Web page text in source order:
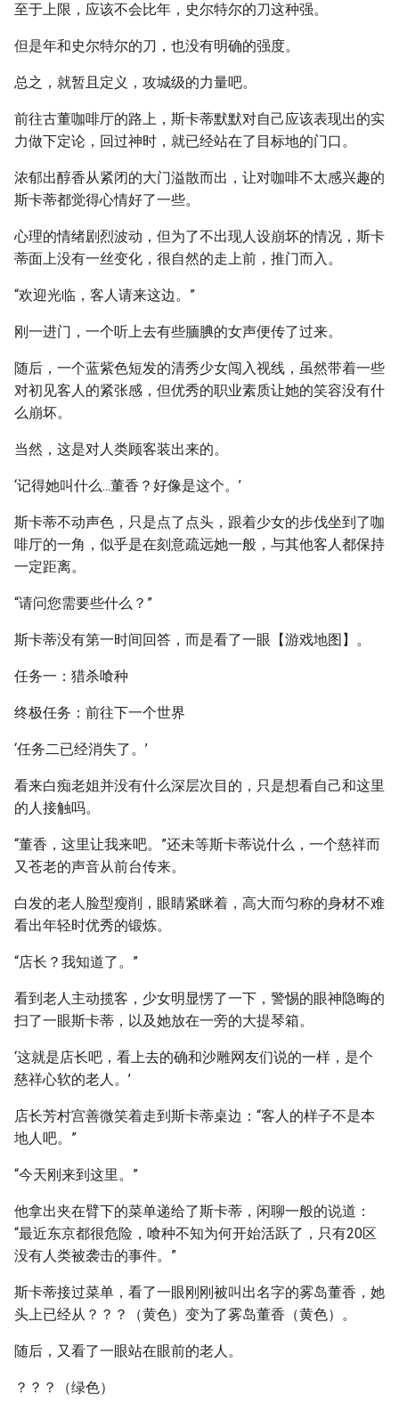
至于上限，应该不会比年，史尔特尔的刀这种强。
但是年和史尔特尔的刀，也没有明确的强度。
总之，就暂且定义，攻城级的力量吧。
前往古董咖啡厅的路上，斯卡蒂默默对自己应该表现出的实
力做下定论，回过神时，就已经站在了目标地的门口。
浓郁出醇香从紧闭的大门溢散而出，让对咖啡不太感兴趣的
斯卡蒂都觉得心情好了一些。
心理的情绪剧烈波动，但为了不出现人设崩坏的情况，斯卡
蒂面上没有一丝变化，很自然的走上前，推门而入。
“欢迎光临，客人请来这边。”
刚一进门，一个听上去有些腼腆的女声便传了过来。
随后，一个蓝紫色短发的清秀少女闯入视线，虽然带着一些
对初见客人的紧张感，但优秀的职业素质让她的笑容没有什
么崩坏。
当然，这是对人类顾客装出来的。
‘记得她叫什么...董香？好像是这个。’
斯卡蒂不动声色，只是点了点头，跟着少女的步伐坐到了咖
啡厅的一角，似乎是在刻意疏远她一般，与其他客人都保持
一定距离。
“请问您需要些什么？”
斯卡蒂没有第一时间回答，而是看了一眼【游戏地图】。
任务一：猎杀喰种
终极任务：前往下一个世界
‘任务二已经消失了。’
看来白痴老姐并没有什么深层次目的，只是想看自己和这里
的人接触吗。
“董香，这里让我来吧。”还未等斯卡蒂说什么，一个慈祥而
又苍老的声音从前台传来。
白发的老人脸型瘦削，眼睛紧眯着，高大而匀称的身材不难
看出年轻时优秀的锻炼。
“店长？我知道了。”
看到老人主动揽客，少女明显愣了一下，警惕的眼神隐晦的
扫了一眼斯卡蒂，以及她放在一旁的大提琴箱。
‘这就是店长吧，看上去的确和沙雕网友们说的一样，是个
慈祥心软的老人。’
店长芳村宫善微笑着走到斯卡蒂桌边：“客人的样子不是本
地人吧。”
“今天刚来到这里。”
他拿出夹在臂下的菜单递给了斯卡蒂，闲聊一般的说道：
“最近东京都很危险，喰种不知为何开始活跃了，只有20区
没有人类被袭击的事件。”
斯卡蒂接过菜单，看了一眼刚刚被叫出名字的雾岛董香，她
头上已经从？？？（黄色）变为了雾岛董香（黄色）。
随后，又看了一眼站在眼前的老人。
？？？（绿色）